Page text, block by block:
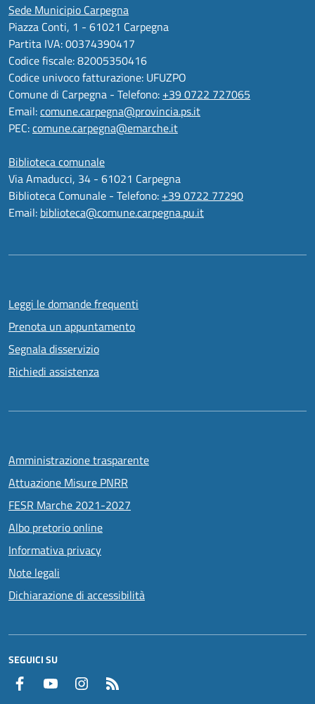
Sede Municipio Carpegna
Piazza Conti, 1 - 61021 Carpegna
Partita IVA: 00374390417
Codice fiscale: 82005350416
Codice univoco fatturazione: UFUZPO
Comune di Carpegna - Telefono: +39 0722 727065
Email:comune.carpegna@provincia.ps.it
PEC:comune.carpegna@emarche.it
Biblioteca comunale
Via Amaducci, 34 - 61021 Carpegna
Biblioteca Comunale - Telefono: +39 0722 77290
Email: biblioteca@comune.carpegna.pu.it
Leggi le domande frequenti
Prenota un appuntamento
Segnala disservizio
Richiedi assistenza
Amministrazione trasparente
Attuazione Misure PNRR
FESR Marche 2021-2027
Albo pretorio online
Informativa privacy
Note legali
Dichiarazione di accessibilità
SEGUICI SU
Facebook YouTube Instagram